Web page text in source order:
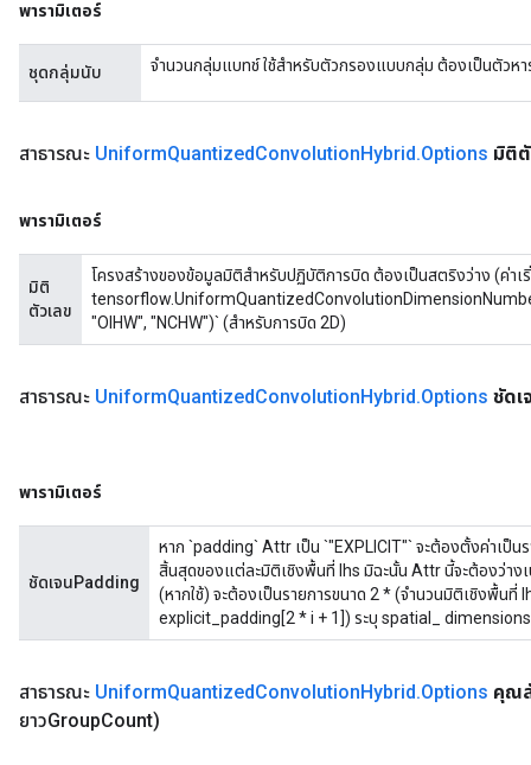
พารามิเตอร์
ชุดกลุ่มนับ จำนวนกลุ่มแบทช์ ใช้สำหรับตัวกรองแบบกลุ่ม ต้องเป็นตัว
สาธารณะ UniformQuantizedConvolutionHybrid.Options มิติตั
พารามิเตอร์
มิติ
ตัวเลข
โครงสร้างของข้อมูลมิติสำหรับปฏิบัติการบิด ต้องเป็นสตริงว่าง (ค่า
"OIHW", "NCHW")` (สำหรับการบิด 2D)
สาธารณะ UniformQuantizedConvolutionHybrid.Options ชัด
พารามิเตอร์
ชัดเจนPadding
หาก `padding` Attr เป็น `"EXPLICIT"` จะต้องตั้งค่าเป็น
สิ้นสุดของแต่ละมิติเชิงพื้นที่ lhs มิฉะนั้น Attr นี้จะต้องว่าง
(หากใช้) จะต้องเป็นรายการขนาด 2 * (จำนวนมิติเชิงพื้น
explicit_padding[2 * i + 1]) ระบุ spatial_
สาธารณะ UniformQuantizedConvolutionHybrid.Options คุณ
ยาวGroupCount)